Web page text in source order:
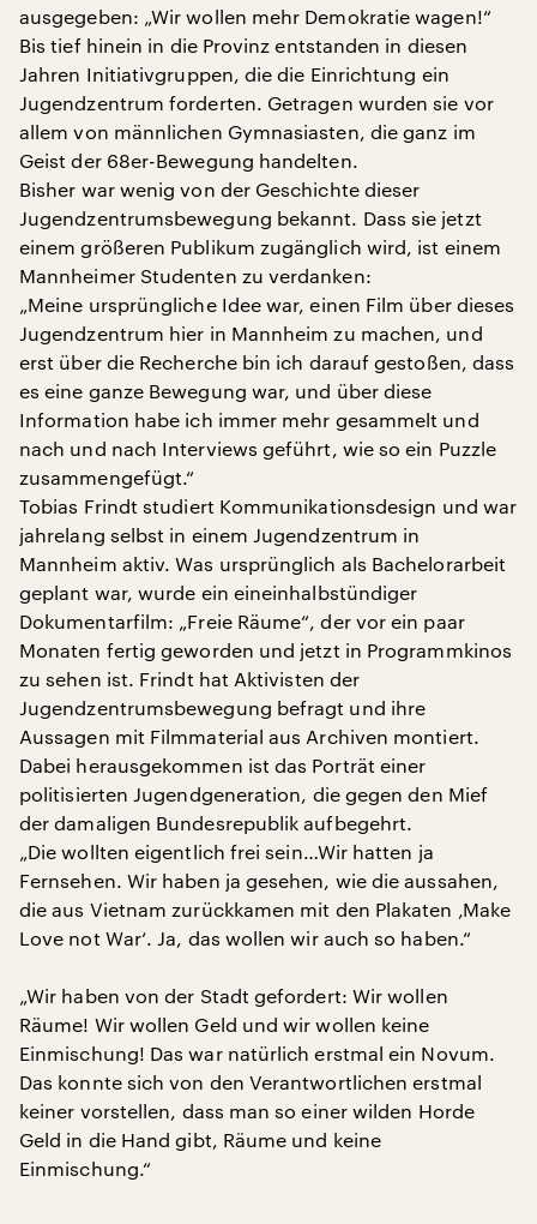
ausgegeben: „Wir wollen mehr Demokratie wagen!“
Bis tief hinein in die Provinz entstanden in diesen
Jahren Initiativgruppen, die die Einrichtung ein
Jugendzentrum forderten. Getragen wurden sie vor
allem von männlichen Gymnasiasten, die ganz im
Geist der 68er-Bewegung handelten.
Bisher war wenig von der Geschichte dieser
Jugendzentrumsbewegung bekannt. Dass sie jetzt
einem größeren Publikum zugänglich wird, ist einem
Mannheimer Studenten zu verdanken:
„Meine ursprüngliche Idee war, einen Film über dieses
Jugendzentrum hier in Mannheim zu machen, und
erst über die Recherche bin ich darauf gestoßen, dass
es eine ganze Bewegung war, und über diese
Information habe ich immer mehr gesammelt und
nach und nach Interviews geführt, wie so ein Puzzle
zusammengefügt.“
Tobias Frindt studiert Kommunikationsdesign und war
jahrelang selbst in einem Jugendzentrum in
Mannheim aktiv. Was ursprünglich als Bachelorarbeit
geplant war, wurde ein eineinhalbstündiger
Dokumentarfilm: „Freie Räume“, der vor ein paar
Monaten fertig geworden und jetzt in Programmkinos
zu sehen ist. Frindt hat Aktivisten der
Jugendzentrumsbewegung befragt und ihre
Aussagen mit Filmmaterial aus Archiven montiert.
Dabei herausgekommen ist das Porträt einer
politisierten Jugendgeneration, die gegen den Mief
der damaligen Bundesrepublik aufbegehrt.
„Die wollten eigentlich frei sein…Wir hatten ja
Fernsehen. Wir haben ja gesehen, wie die aussahen,
die aus Vietnam zurückkamen mit den Plakaten ‚Make
Love not War‘. Ja, das wollen wir auch so haben.“
„Wir haben von der Stadt gefordert: Wir wollen
Räume! Wir wollen Geld und wir wollen keine
Einmischung! Das war natürlich erstmal ein Novum.
Das konnte sich von den Verantwortlichen erstmal
keiner vorstellen, dass man so einer wilden Horde
Geld in die Hand gibt, Räume und keine
Einmischung.“